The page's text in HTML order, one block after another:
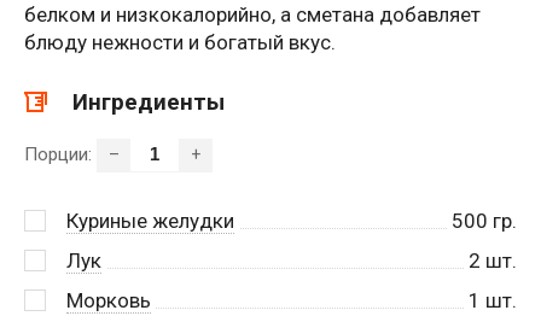
белком и низкокалорийно, а сметана добавляет
блюду нежности и богатый вкус.
Ингредиенты
Порции: – +
Куриные желудки 500 гр.
Лук
2 шт.
Морковь
1 шт.